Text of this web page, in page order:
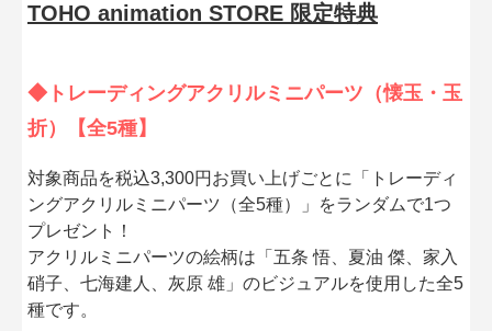
TOHO animation STORE 限定特典
◆トレーディングアクリルミニパーツ（懐玉・玉
折）【全5種】
対象商品を税込3,300円お買い上げごとに「トレーディ
ングアクリルミニパーツ（全5種）」をランダムで1つ
プレゼント！
アクリルミニパーツの絵柄は「五条 悟、夏油 傑、家入
硝子、七海建人、灰原 雄」のビジュアルを使用した全5
種です。